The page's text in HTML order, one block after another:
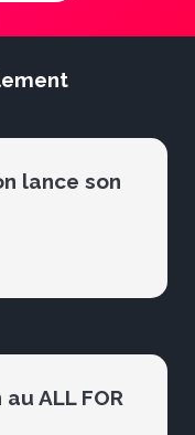
lance son
ALL FOR